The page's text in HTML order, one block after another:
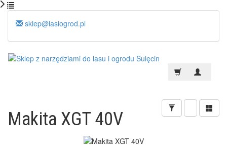
sklep@lasiogrod.pl
Makita XGT 40V